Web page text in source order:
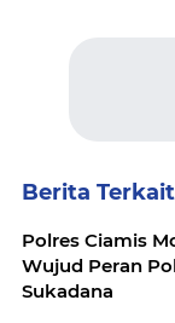
Berita Terkait
Polres Ciamis
Wujud Peran
Sukadana